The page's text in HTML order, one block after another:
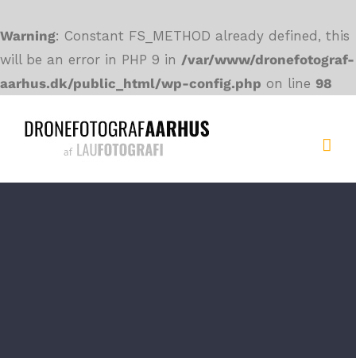
Warning: Constant FS_METHOD already defined, this
will be an error in PHP 9 in /var/www/dronefotograf-
aarhus.dk/public_html/wp-config.php on line 98